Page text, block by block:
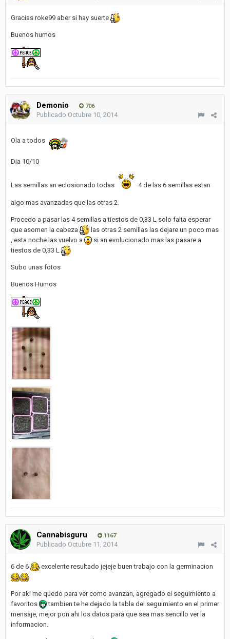
Gracias roke99 aber si hay suerte
Buenos humos
Demonio 706
Publicado Octubre 10, 2014
Ola a todos
Dia 10/10
Las semillas an eclosionado todas 4 de las 6 semillas estan
algo mas avanzadas que las otras 2.
Procedo a pasar las 4 semillas a tiestos de 0,33 L solo falta esperar
que asomen la cabeza
las otras 2 semillas las dejare un poco mas
, esta noche las vuelvo a
si an evolucionado mas las pasare a
tiestos de 0,33 L
Subo unas fotos
Buenos Humos
Cannabisguru 1167
Publicado Octubre 11, 2014
6 de 6 excelente resultado jejeje buen trabajo con la germinacion
Por aki me quedo para ver como avanzan, agregado el seguimiento a
favoritos
tambien te he dejado la tabla del seguimiento en el primer
mensaje, mejor pon ahi los datos para que sea mas sencillo ver la
informacion.